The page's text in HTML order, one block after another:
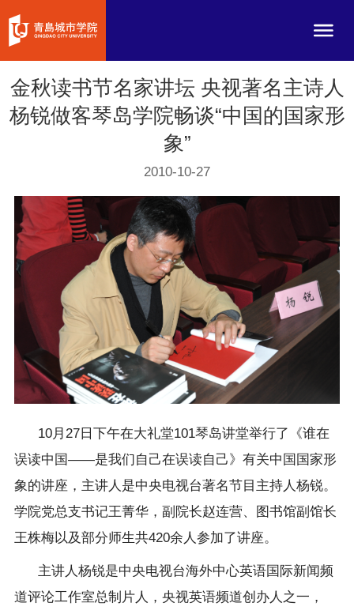
金秋读书节名家讲坛 央视著名主诗人
杨锐做客琴岛学院畅谈“中国的国家形
象”
2010-10-27
10月27日下午在大礼堂101琴岛讲堂举行了《谁在
误读中国——是我们自己在误读自己》有关中国国家形
象的讲座，主讲人是中央电视台著名节目主持人杨锐。
学院党总支书记王菁华，副院长赵连营、图书馆副馆长
王株梅以及部分师生共420余人参加了讲座。
主讲人杨锐是中央电视台海外中心英语国际新闻频
道评论工作室总制片人，央视英语频道创办人之一，